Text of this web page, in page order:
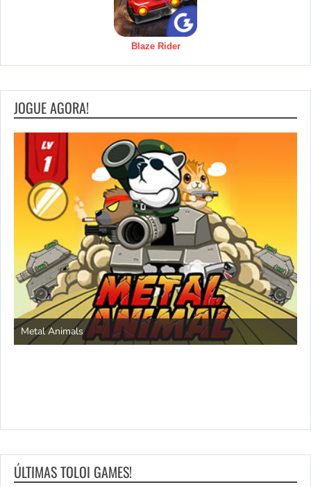
Blaze Rider
JOGUE AGORA!
Metal Animals
ÚLTIMAS TOLOI GAMES!